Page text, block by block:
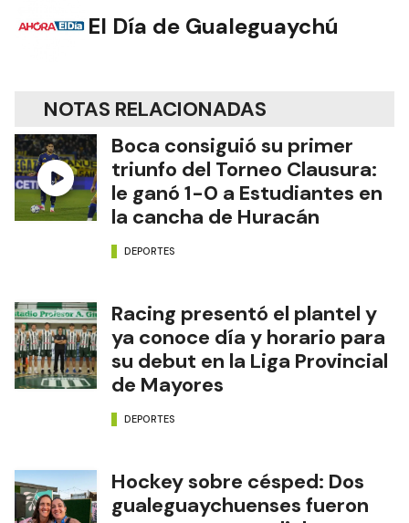
El Día de Gualeguaychú
NOTAS RELACIONADAS
Boca consiguió su primer
triunfo del Torneo Clausura:
le ganó 1-0 a Estudiantes en
la cancha de Huracán
DEPORTES
Racing presentó el plantel y
ya conoce día y horario para
su debut en la Liga Provincial
de Mayores
DEPORTES
Hockey sobre césped: Dos
gualeguaychuenses fueron